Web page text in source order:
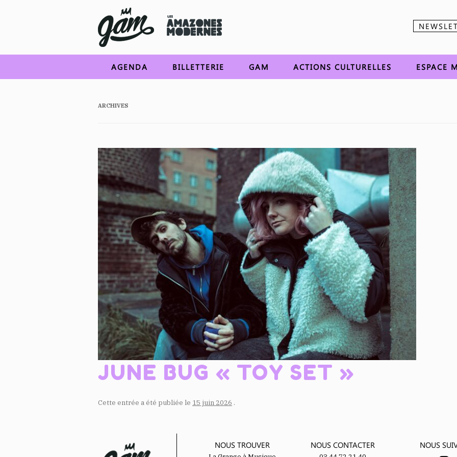
Aller au contenu
AGENDA BILLETTERIE GAM ACTIONS CULTURELLES ESPACE
ARCHIVES
JUNE BUG « TOY SET »
Cette entrée a été publiée le 15 juin 2026 .
NOUS TROUVER NOUS CONTACTER NOUS